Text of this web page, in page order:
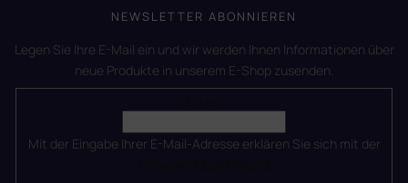
NEWSLETTER ABONNIEREN
Legen Sie Ihre E-Mail ein und wir werden Ihnen Informationen über
neue Produkte in unserem E-Shop zusenden.
Mit der Eingabe Ihrer E-Mail-Adresse erklären Sie sich mit der